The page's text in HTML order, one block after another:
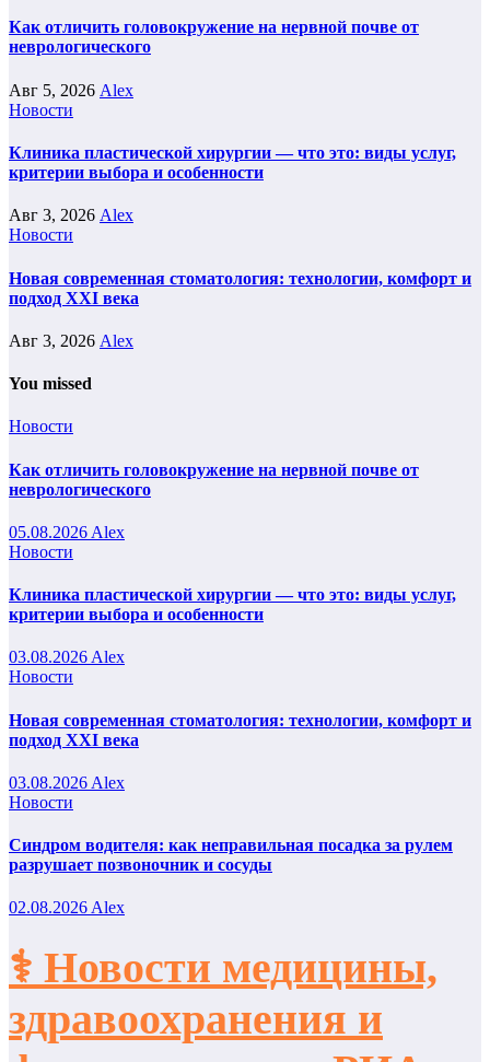
Как отличить головокружение на нервной почве от
неврологического
Авг 5, 2026 Alex
Новости
Клиника пластической хирургии — что это: виды услуг,
критерии выбора и особенности
Авг 3, 2026 Alex
Новости
Новая современная стоматология: технологии, комфорт и
подход XXI века
Авг 3, 2026 Alex
You missed
Новости
Как отличить головокружение на нервной почве от
неврологического
05.08.2026 Alex
Новости
Клиника пластической хирургии — что это: виды услуг,
критерии выбора и особенности
03.08.2026 Alex
Новости
Новая современная стоматология: технологии, комфорт и
подход XXI века
03.08.2026 Alex
Новости
Синдром водителя: как неправильная посадка за рулем
разрушает позвоночник и сосуды
02.08.2026Alex
⚕️ Новости медицины,
здравоохранения и